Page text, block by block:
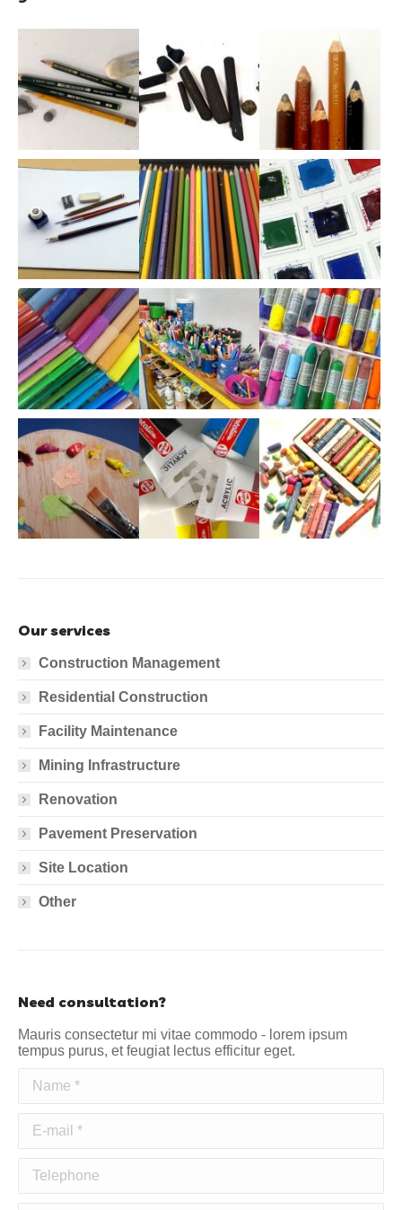
Our services
Construction Management
Residential Construction
Facility Maintenance
Mining Infrastructure
Renovation
Pavement Preservation
Site Location
Other
Need consultation?
Mauris consectetur mi vitae commodo - lorem ipsum
tempus purus, et feugiat lectus efficitur eget.
Name *
E-mail *
Telephone